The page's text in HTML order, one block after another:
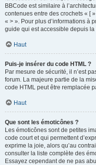
BBCode est similaire à
contenues entre des crochets « [
« > ». Pour plus d’informations à
guide qui est accessible depuis
Haut
Puis-je insérer du code HTML ?
Par mesure de sécurité, il n’est
forum. La majeure partie de la
code HTML peut être remplacée
Haut
Que sont les émoticônes ?
Les émoticônes sont de petites
code court et qui permettent
exprime la joie, alors qu’au
consulter la liste complète des
Essayez cependant de ne pas